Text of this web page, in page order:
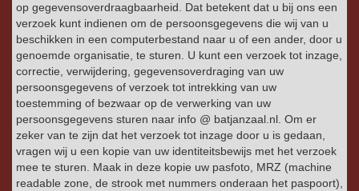
op gegevensoverdraagbaarheid. Dat betekent dat u bij ons een
verzoek kunt indienen om de persoonsgegevens die wij van u
beschikken in een computerbestand naar u of een ander, door u
genoemde organisatie, te sturen. U kunt een verzoek tot inzage,
correctie, verwijdering, gegevensoverdraging van uw
persoonsgegevens of verzoek tot intrekking van uw
toestemming of bezwaar op de verwerking van uw
persoonsgegevens sturen naar info @ batjanzaal.nl. Om er
zeker van te zijn dat het verzoek tot inzage door u is gedaan,
vragen wij u een kopie van uw identiteitsbewijs met het verzoek
mee te sturen. Maak in deze kopie uw pasfoto, MRZ (machine
readable zone, de strook met nummers onderaan het paspoort),